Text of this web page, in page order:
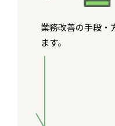
業務改善の手段・
ます。